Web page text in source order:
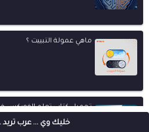
ماهي عمولة التبييت ؟
تحميل كتاب تعلم الفوركس
خليك وي ... عرب